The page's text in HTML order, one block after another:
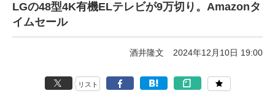
LGの48型4K有機ELテレビが9万切り。Amazonタ
イムセール
酒井隆文 2024年12月10日 19:00
リスト